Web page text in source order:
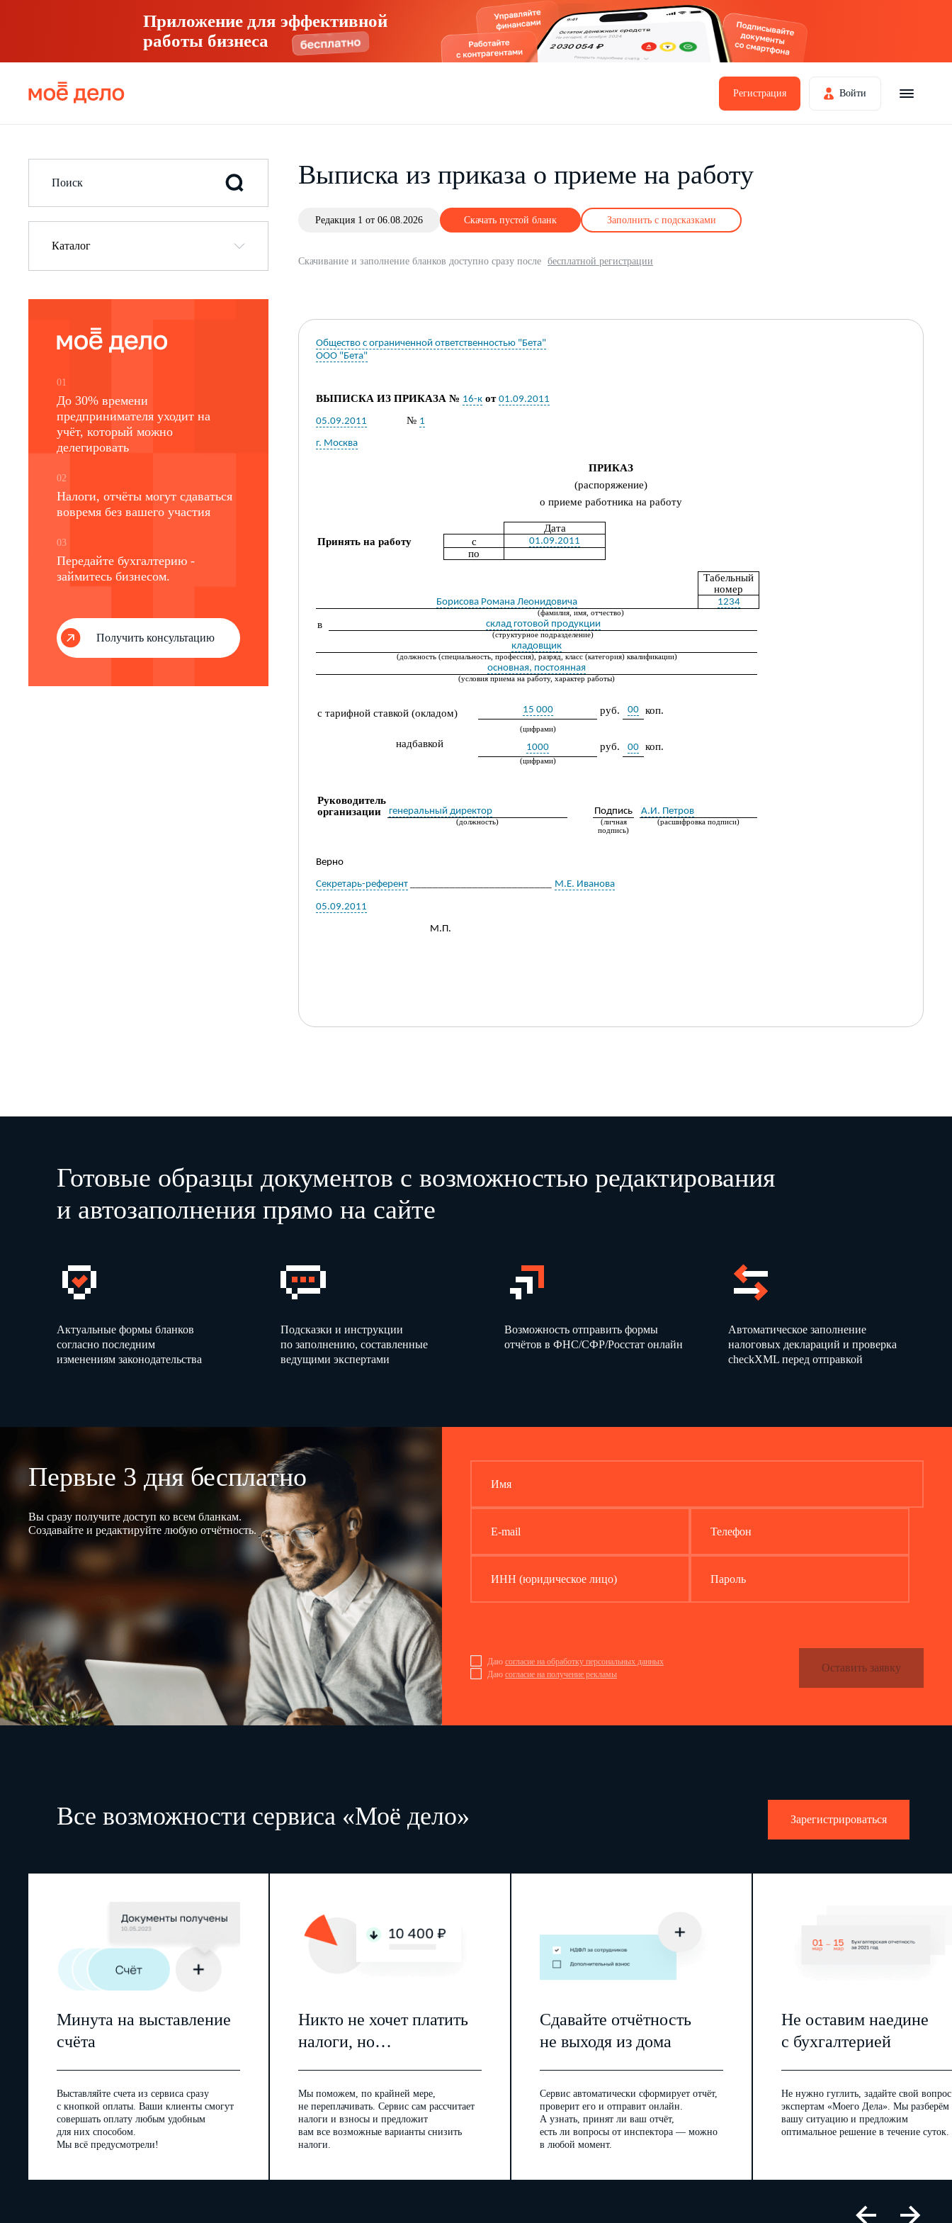
Приложение для эффективной
работы бизнеса
Регистрация Войти
Каталог
01
До 30% времени
предпринимателя уходит на
учёт, который можно
делегировать
02
Налоги, отчёты могут сдаваться
вовремя без вашего участия
03
Передайте бухгалтерию -
займитесь бизнесом.
Получить консультацию
Выписка из приказа о приеме на работу
Редакция 1 от 06.08.2026 Скачать пустой бланк Заполнить с подсказками
Скачивание и заполнение бланков доступно сразу после бесплатной регистрации
Общество с ограниченной ответственностью "Бета"
ООО "Бета"
ВЫПИСКА ИЗ ПРИКАЗА № 16-к от 01.09.2011
05.09.2011 № 1
г. Москва
ПРИКАЗ
(распоряжение)
о приеме работника на работу
Дата
Принять на работу
с 01.09.2011
по
Табельный
номер
Борисова Романа Леонидовича 1234
(фамилия, имя, отчество)
в склад готовой продукции
(структурное подразделение)
кладовщик
(должность (специальность, профессия), разряд, класс (категория) квалификации)
основная, постоянная
(условия приема на работу, характер работы)
с тарифной ставкой (окладом) 15 000 руб. 00 коп.
(цифрами)
надбавкой 1000 руб. 00 коп.
(цифрами)
Руководитель
организации
генеральный директор Подпись А.И. Петров
(должность)
(личная
подпись)
(расшифровка подписи)
Верно
Секретарь-референт М.Е. Иванова
05.09.2011
М.П.
Готовые образцы документов с возможностью редактирования
и автозаполнения прямо на сайте
Актуальные формы бланков
согласно последним
изменениям законодательства
Подсказки и инструкции
по заполнению, составленные
ведущими экспертами
Возможность отправить формы
отчётов в ФНС/СФР/Росстат онлайн
Автоматическое заполнение
налоговых деклараций и проверка
checkXML перед отправкой
Первые 3 дня бесплатно
Вы сразу получите доступ ко всем бланкам.
Создавайте и редактируйте любую отчётность.
Имя
E-mail Телефон
ИНН (юридическое лицо) Пароль
Даю согласие на обработку персональных данных
Даю согласие на получение рекламы
Оставить заявку
Все возможности сервиса «Моё дело» Зарегистрироваться
Минута на выставление
счёта
Выставляйте счета из сервиса сразу
с кнопкой оплаты. Ваши клиенты смогут
совершать оплату любым удобным
для них способом.
Мы всё предусмотрели!
Никто не хочет платить
налоги, но…
Мы поможем, по крайней мере,
не переплачивать. Сервис сам рассчитает
налоги и взносы и предложит
вам все возможные варианты снизить
налоги.
Сдавайте отчётность
не выходя из дома
Сервис автоматически сформирует отчёт,
проверит его и отправит онлайн.
А узнать, принят ли ваш отчёт,
есть ли вопросы от инспектора — можно
в любой момент.
Не оставим наедине
с бухгалтерией
Не нужно гуглить, задайте свой вопрос
экспертам «Моего Дела». Мы разберём
вашу ситуацию и предложим
оптимальное решение в течение суток.